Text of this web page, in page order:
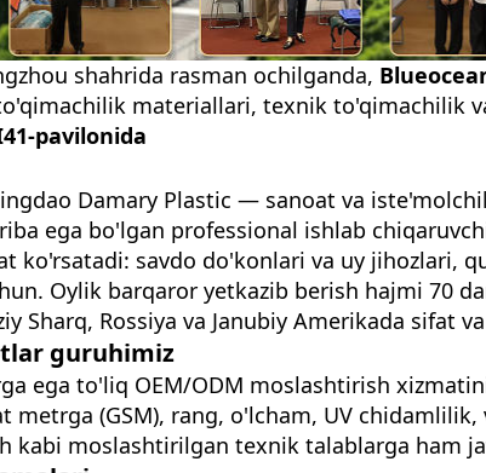
shahrida rasman ochilganda,
materiallari, texnik to'qimachilik
pavilonida
Damary Plastic — sanoat va
ega bo'lgan professional ishlab
ko'rsatadi: savdo do'konlari va uy jihozlari,
Oylik barqaror yetkazib berish hajmi 70
Sharq, Rossiya va Janubiy Amerikada
guruhimiz
ega to'liq OEM/ODM moslashtirish
metrga (GSM), rang, o'lcham, UV
kabi moslashtirilgan texnik talablarga ham